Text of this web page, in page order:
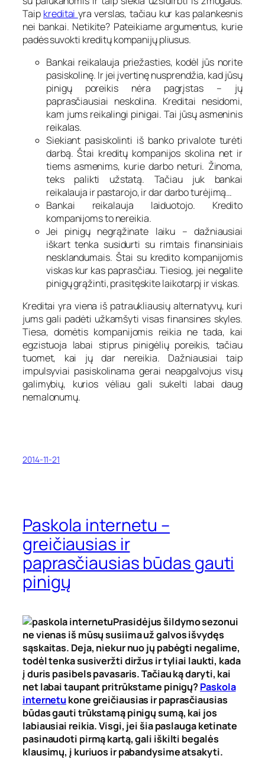
Taip kreditai yra verslas, tačiau kur kas palankesnis
nei bankai. Netikite? Pateikiame argumentus, kurie
padės suvokti kreditų kompanijų pliusus.
Bankai reikalauja priežasties, kodėl jūs norite
pasiskolinę. Ir jei įvertinę nusprendžia, kad jūsų
pinigų poreikis nėra pagrįstas – jų
paprasčiausiai neskolina. Kreditai nesidomi,
kam jums reikalingi pinigai. Tai jūsų asmeninis
reikalas.
Siekiant pasiskolinti iš banko privalote turėti
darbą. Štai kreditų kompanijos skolina net ir
tiems asmenims, kurie darbo neturi. Žinoma,
teks palikti užstatą. Tačiau juk bankai
reikalauja ir pastarojo, ir dar darbo turėjimą…
Bankai reikalauja laiduotojo. Kredito
kompanijoms to nereikia.
Jei pinigų negrąžinate laiku – dažniausiai
iškart tenka susidurti su rimtais finansiniais
nesklandumais. Štai su kredito kompanijomis
viskas kur kas paprasčiau. Tiesiog, jei negalite
pinigų grąžinti, prasitęskite laikotarpį ir viskas.
Kreditai yra viena iš patraukliausių alternatyvų, kuri
jums gali padėti užkamšyti visas finansines skyles.
Tiesa, domėtis kompanijomis reikia ne tada, kai
egzistuoja labai stiprus pinigėlių poreikis, tačiau
tuomet, kai jų dar nereikia. Dažniausiai taip
impulsyviai pasiskolinama gerai neapgalvojus visų
galimybių, kurios vėliau gali sukelti labai daug
nemalonumų.
2014-11-21
Paskola internetu –
greičiausias ir
paprasčiausias būdas gauti
pinigų
Prasidėjus šildymo sezonui
ne vienas iš mūsų susiima už galvos išvydęs
sąskaitas. Deja, niekur nuo jų pabėgti negalime,
todėl tenka susiveržti diržus ir tyliai laukti, kada
į duris pasibels pavasaris. Tačiau ką daryti, kai
net labai taupant pritrūkstame pinigų?Paskola
internetu kone greičiausias ir paprasčiausias
būdas gauti trūkstamą pinigų sumą, kai jos
labiausiai reikia. Visgi, jei šia paslauga ketinate
pasinaudoti pirmą kartą, gali iškilti begalės
klausimų, į kuriuos ir pabandysime atsakyti.